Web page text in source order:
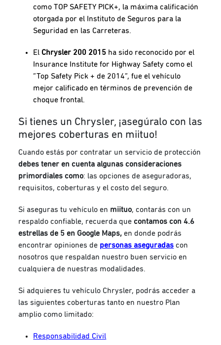
como TOP SAFETY PICK+, la máxima calificación
otorgada por el Instituto de Seguros para la
Seguridad en las Carreteras.
El Chrysler 200 2015 ha sido reconocido por el
Insurance Institute for Highway Safety como el
“Top Safety Pick + de 2014”, fue el vehículo
mejor calificado en términos de prevención de
choque frontal.
Si tienes un Chrysler, ¡asegúralo con las
mejores coberturas en miituo!
Cuando estás por contratar un servicio de protección
debes tener en cuenta algunas consideraciones
primordiales como: las opciones de aseguradoras,
requisitos, coberturas y el costo del seguro.
Si aseguras tu vehículo en miituo, contarás con un
respaldo confiable, recuerda quecontamos con 4.6
estrellas de 5 en Google Maps, en donde podrás
encontrar opiniones de personas aseguradas con
nosotros que respaldan nuestro buen servicio en
cualquiera de nuestras modalidades.
Si adquieres tu vehículo Chrysler, podrás acceder a
las siguientes coberturas tanto en nuestro Plan
amplio como limitado:
Responsabilidad Civil